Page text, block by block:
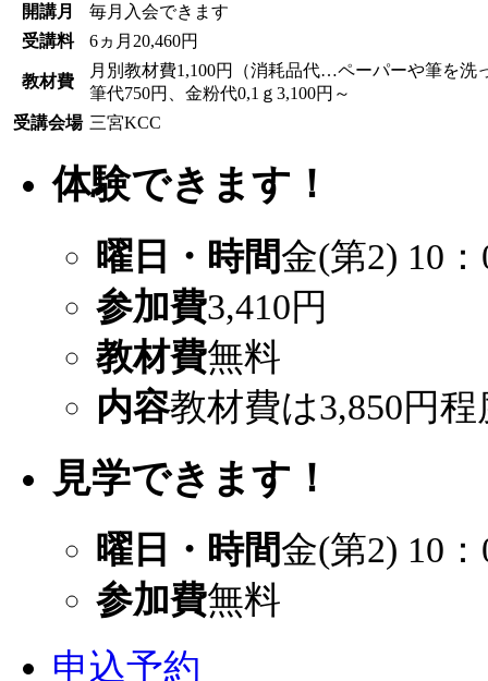
開講月
毎月入会できます
受講料
6ヵ月20,460円
教材費
月別教材費1,100円（消耗品代…ペーパーや筆を洗
筆代750円、金粉代0,1ｇ3,100円～
受講会場 三宮KCC
体験できます！
曜日・時間金(第2) 10
参加費3,410円
教材費無料
内容教材費は3,850円
見学できます！
曜日・時間金(第2) 10
参加費無料
申込予約